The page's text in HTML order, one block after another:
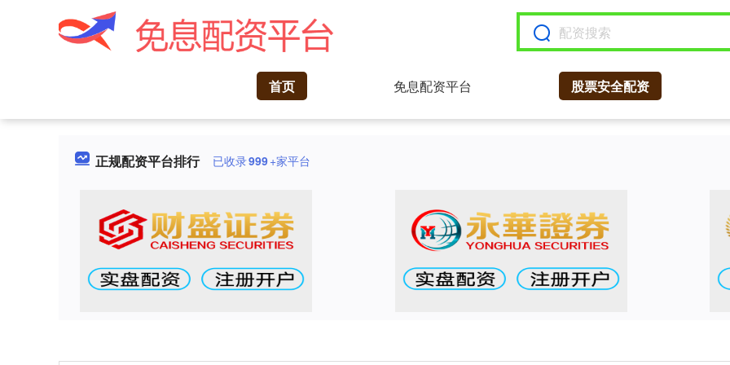
首页 免息配资平台 股票安全配资
正规配资平台排行 已收录999+家平台